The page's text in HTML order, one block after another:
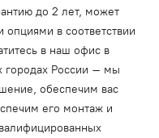
до 2 лет, может
в соответствии
в наш офис в
городах России – мы
обеспечим вас
его монтаж и